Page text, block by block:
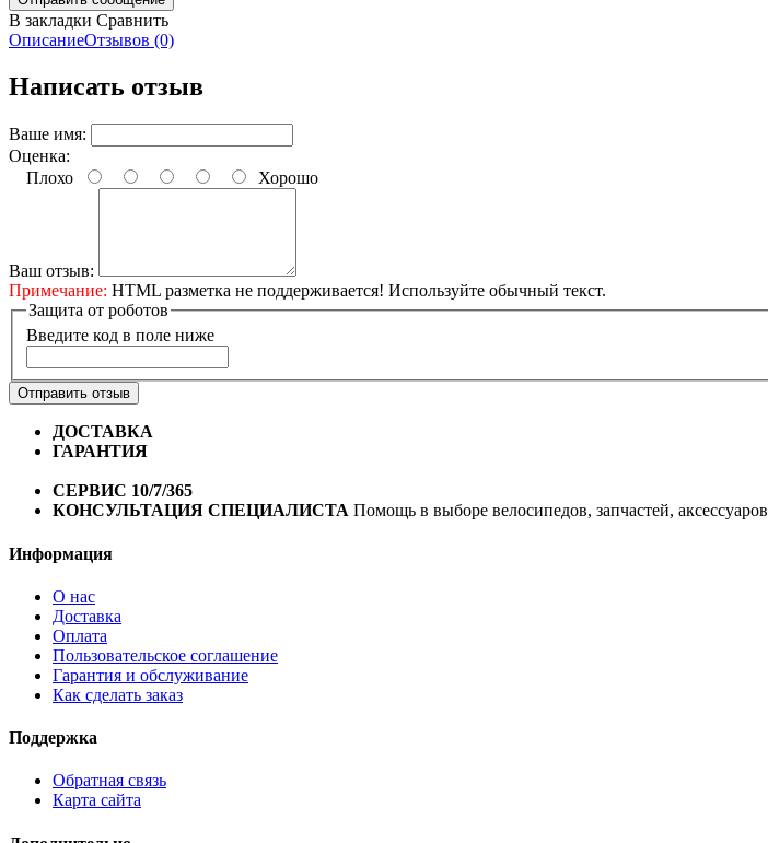
В закладки Сравнить
ОписаниеОтзывов (0)
Написать отзыв
Ваше имя:
Оценка:
Плохо
Хорошо
Ваш отзыв:
Примечание: HTML разметка не поддерживается! Используйте обычный текст.
Защита от роботов
Введите код в поле ниже
Отправить отзыв
ДОСТАВКА
ГАРАНТИЯ
СЕРВИС 10/7/365
КОНСУЛЬТАЦИЯ СПЕЦИАЛИСТА Помощь в выборе велосипедов, запчастей, аксессуаров
Информация
О нас
Доставка
Оплата
Пользовательское соглашение
Гарантия и обслуживание
Как сделать заказ
Поддержка
Обратная связь
Карта сайта